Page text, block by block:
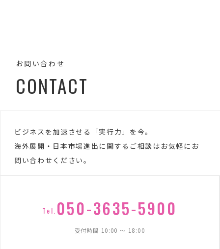
お問い合わせ
CONTACT
ビジネスを加速させる「実行力」を今。
海外展開・日本市場進出に関するご相談はお気軽にお
問い合わせください。
Tel. 050-3635-5900
受付時間 10:00 〜 18:00